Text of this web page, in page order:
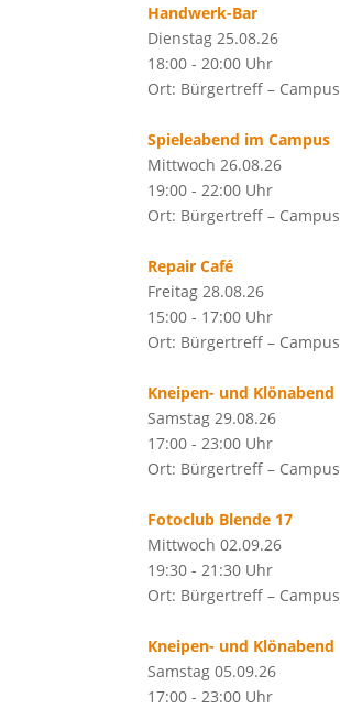
Handwerk-Bar
Dienstag 25.08.26
18:00 - 20:00 Uhr
Ort: Bürgertreff – Campus
Spieleabend im Campus
Mittwoch 26.08.26
19:00 - 22:00 Uhr
Ort: Bürgertreff – Campus
Repair Café
Freitag 28.08.26
15:00 - 17:00 Uhr
Ort: Bürgertreff – Campus
Kneipen- und Klönabend
Samstag 29.08.26
17:00 - 23:00 Uhr
Ort: Bürgertreff – Campus
Fotoclub Blende 17
Mittwoch 02.09.26
19:30 - 21:30 Uhr
Ort: Bürgertreff – Campus
Kneipen- und Klönabend
Samstag 05.09.26
17:00 - 23:00 Uhr